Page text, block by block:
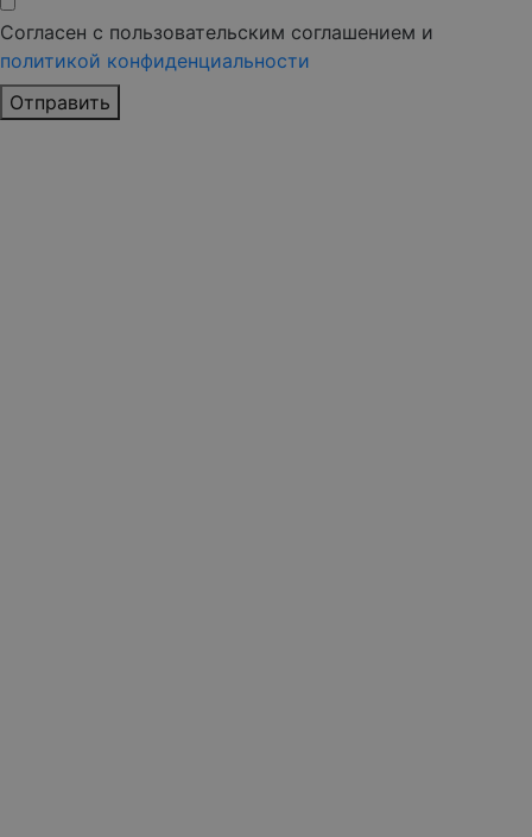
Согласен с пользовательским соглашением и
политикой конфиденциальности
Отправить